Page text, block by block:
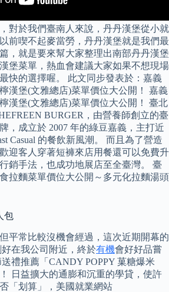
對於我們臺南人來說，丹丹漢堡從小就
前喫不起麥當勞，丹丹漢堡就是我們最
，就是要來幫大家整理出南部丹丹漢堡
堡菜單，熱血會建議大家如果不想現場
快的選擇喔。 此文同步發表於：嘉義
漢堡(文雅總店)菜單價位大公開！ 嘉義
漢堡(文雅總店)菜單價位大公開！ 臺北
BURGER，由營養師創立的臺
，成立於 2007 年的綠豆嘉義，主打近
Casual 的餐飲新風潮。 而且為了營造
迎客人穿著短褲來店用餐還可以免費升
銷手法，也成功地展店至全臺灣。 臺
拉麵菜單價位大公開～多元化拉麵湯頭
包
平常比較沒機會經過，這次近期開幕的
在我公司附近，終於有機會好好品嘗
禮推薦「CANDY POPPY 菓糖爆米
日益擴大的通膨和沉重的學貸，使許
「划算」，美國就業網站